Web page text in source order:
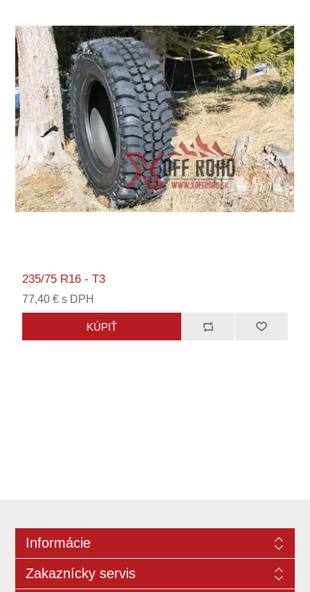
235/75 R16 - T3
77,40 € s DPH
Informácie
Zakaznícky servis